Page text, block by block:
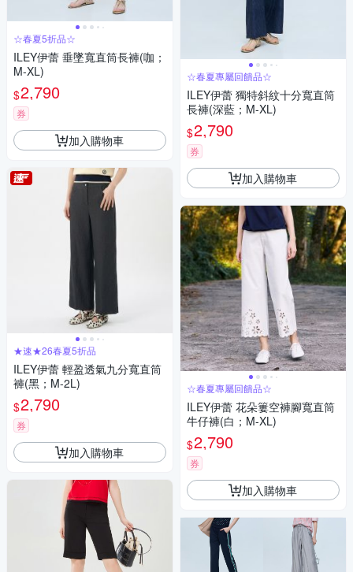
☆春夏5折品☆
ILEY伊蕾 垂墜寬直筒長褲(咖；
M-XL)
$2,790
券
加入購物車
★速★26春夏5折品
ILEY伊蕾 輕盈透氣九分寬直筒
褲(黑；M-2L)
$2,790
券
加入購物車
☆春夏專屬回饋品☆
ILEY伊蕾 獨特斜紋十分寬直筒
長褲(深藍；M-XL)
$2,790
券
加入購物車
☆春夏專屬回饋品☆
ILEY伊蕾 花朵簍空褲腳寬直筒
牛仔褲(白；M-XL)
$2,790
券
加入購物車